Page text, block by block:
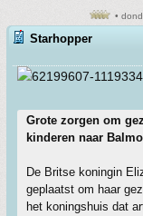
•
Starhopper
Grote zorgen om
kinderen naar
De Britse koningin
geplaatst om haar
het koningshuis dat